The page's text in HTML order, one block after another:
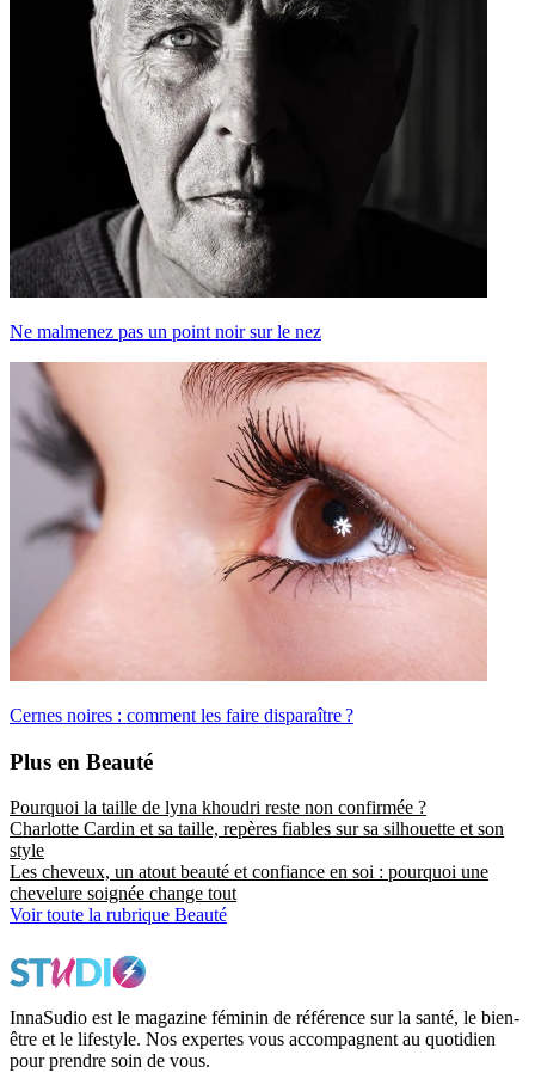
Ne malmenez pas un point noir sur le nez
Cernes noires : comment les faire disparaître ?
Plus en Beauté
Pourquoi la taille de lyna khoudri reste non confirmée ?
Charlotte Cardin et sa taille, repères fiables sur sa silhouette et son
style
Les cheveux, un atout beauté et confiance en soi : pourquoi une
chevelure soignée change tout
Voir toute la rubrique Beauté
InnaSudio est le magazine féminin de référence sur la santé, le bien-
être et le lifestyle. Nos expertes vous accompagnent au quotidien
pour prendre soin de vous.